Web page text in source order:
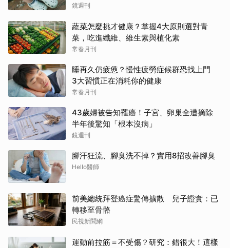
鏡週刊
蔬菜怎麼挑才健康？掌握4大原則選對青
菜，吃進纖維、維生素與植化素
常春月刊
睡再久仍疲憊？慢性疲勞症候群恐找上門
3大習慣正在消耗你的健康
常春月刊
43歲婦被告知罹癌！子宮、卵巢全遭摘除
半年後驚知「根本沒病」
鏡週刊
腳汗狂流、腳臭洗不掉？實用8招改善腳臭
Hello醫師
前美總統拜登癌症驚傳擴散 兒子證實：已
轉移至骨骼
民視新聞網
運動前拉筋＝不受傷？研究：錯很大！這樣